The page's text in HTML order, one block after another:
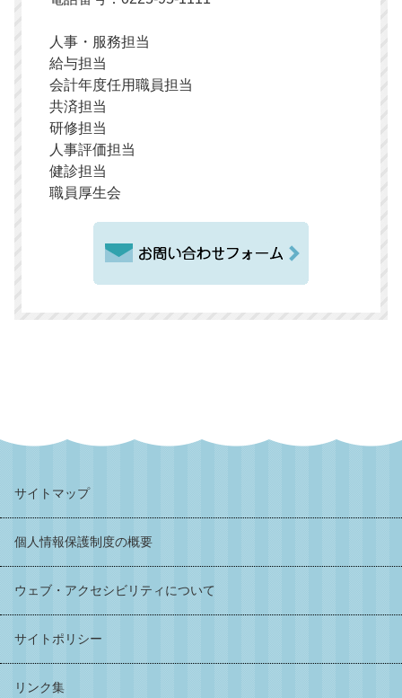
人事・服務担当
給与担当
会計年度任用職員担当
共済担当
研修担当
人事評価担当
健診担当
職員厚生会
サイトマップ
個人情報保護制度の概要
ウェブ・アクセシビリティについて
サイトポリシー
リンク集